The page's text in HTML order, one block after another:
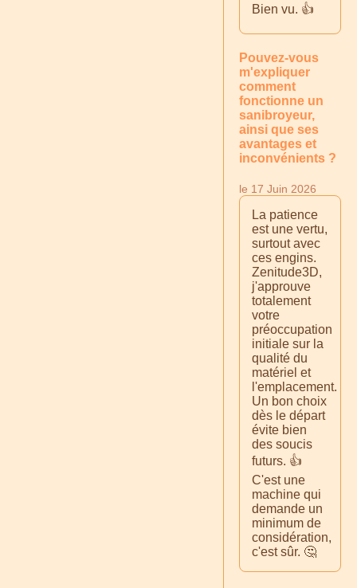
Bien vu. 👍
Pouvez-vous
m'expliquer
comment
fonctionne un
sanibroyeur,
ainsi que ses
avantages et
inconvénients ?
le 17 Juin 2026
La patience
est une vertu,
surtout avec
ces engins.
Zenitude3D,
j'approuve
totalement
votre
préoccupation
initiale sur la
qualité du
matériel et
l'emplacement.
Un bon choix
dès le départ
évite bien
des soucis
futurs. 👍
C'est une
machine qui
demande un
minimum de
considération,
c'est sûr. 🤔